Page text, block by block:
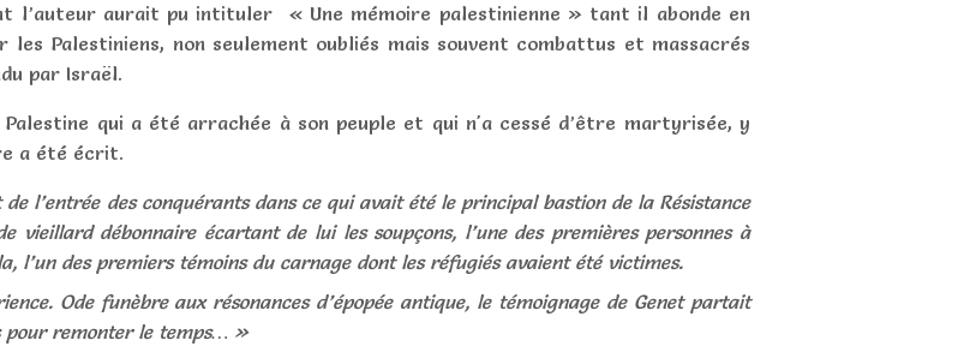
l’auteur aurait pu intituler « Une mémoire palestinienne » tant il abonde en
Palestiniens, non seulement oubliés mais souvent combattus et massacrés
par Israël.
qui a été arrachée à son peuple et qui n'a cessé d’être martyrisée, y
a été écrit.
l’entrée des conquérants dans ce qui avait été le principal bastion de la Résistance
vieillard débonnaire écartant de lui les soupçons, l’une des premières personnes à
l’un des premiers témoins du carnage dont les réfugiés avaient été victimes.
Ode funèbre aux résonances d’épopée antique, le témoignage de Genet partait
pour remonter le temps… »